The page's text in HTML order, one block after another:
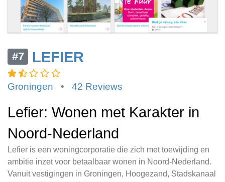
#7 LEFIER
Groningen • 42 Reviews
Lefier: Wonen met Karakter in
Noord-Nederland
Lefier is een woningcorporatie die zich met toewijding en
ambitie inzet voor betaalbaar wonen in Noord-Nederland.
Vanuit vestigingen in Groningen, Hoogezand, Stadskanaal